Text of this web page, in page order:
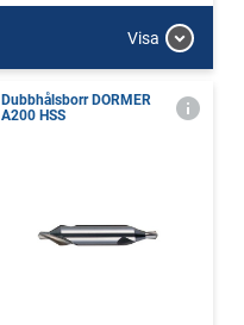
Visa
Dubbhålsborr DORMER
A200 HSS